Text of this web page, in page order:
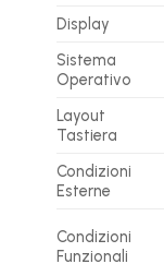
Display
Sistema
Operativo
Layout
Tastiera
Condizioni
Esterne
Condizioni
Funzionali